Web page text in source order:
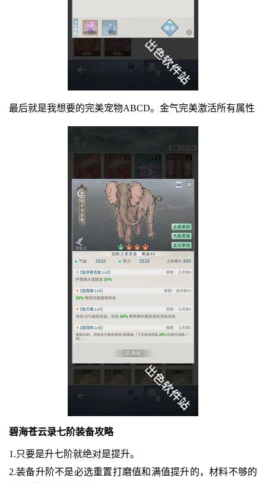
最后就是我想要的完美宠物ABCD。金气完美激活所有属性
碧海苍云录七阶装备攻略
1.只要是升七阶就绝对是提升。
2.装备升阶不是必选重置打磨值和满值提升的，材料不够的